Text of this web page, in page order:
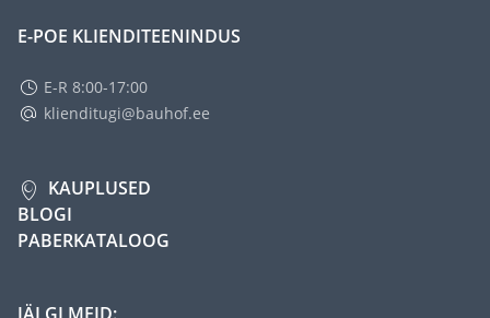
E-POE KLIENDITEENINDUS
E-R 8:00-17:00
klienditugi@bauhof.ee
KAUPLUSED
BLOGI
PABERKATALOOG